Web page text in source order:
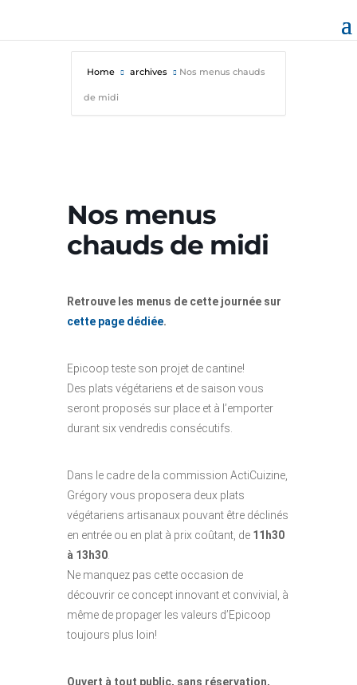
Home archives Nos menus chauds
de midi
Nos menus
chauds de midi
Retrouve les menus de cette journée sur
cette page dédiée.
Epicoop teste son projet de cantine!
Des plats végétariens et de saison vous
seront proposés sur place et à l’emporter
durant six vendredis consécutifs.
Dans le cadre de la commission ActiCuizine,
Grégory vous proposera deux plats
végétariens artisanaux pouvant être déclinés
en entrée ou en plat à prix coûtant, de 11h30
à 13h30
Ne manquez pas cette occasion de
découvrir ce concept innovant et convivial, à
même de propager les valeurs d’Epicoop
toujours plus loin!
Ouvert à tout public, sans réservation,